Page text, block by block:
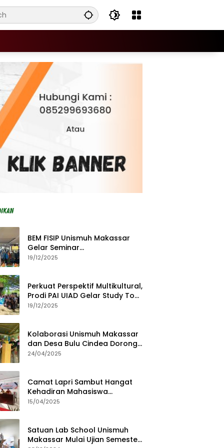
BEM FISIP Unismuh Makassar
Gelar Seminar
Keperempuanan, Bahas
19/12/2025
Perkuat Perspektif Multikultural,
Prodi PAI UIAD Gelar Study Tour
ke Kajang
19/12/2025
Kolaborasi Unismuh Makassar
dan Desa Bulu Cindea Dorong
Sentra Garam Industri
24/04/2025
Camat Lapri Sambut Hangat
Kehadiran Mahasiswa
PoltekMu
15/04/2025
Satuan Lab School Unismuh
Makassar Mulai Ujian Semester,